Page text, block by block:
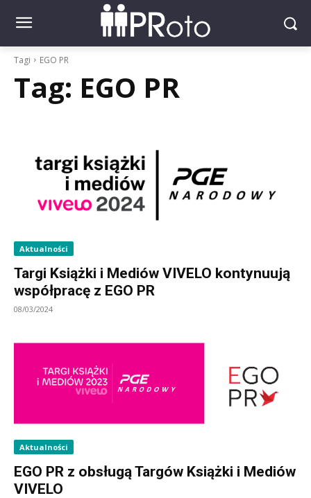
Tagi EGO PR
Tag: EGO PR
Aktualności
Targi Książki i Mediów VIVELO kontynuują
współpracę z EGO PR
08/03/2024
Aktualności
EGO PR z obsługą Targów Książki i Mediów
VIVELO